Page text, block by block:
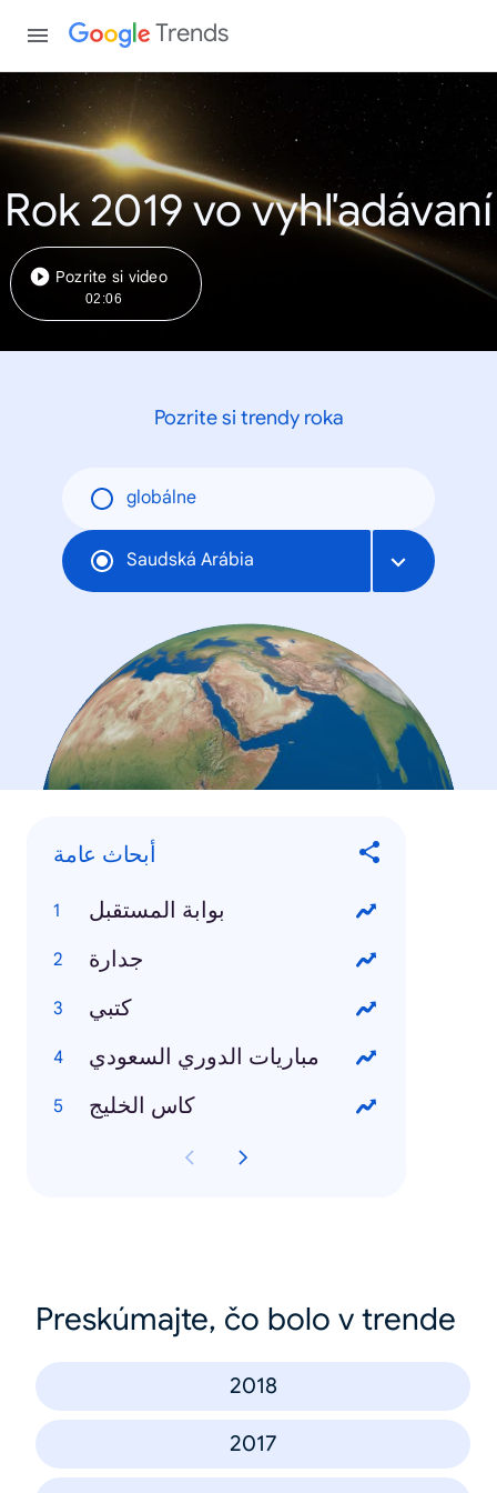
Trends
Rok 2019 vo vyhľadávaní
Pozrite si video
02:06
Pozrite si trendy roka
globálne
Saudská Arábia
أبحاث عامة
بوابة المستقبل
جدارة
كتبي
مباريات الدوري السعودي
كاس الخليج
Preskúmajte, čo bolo v trende
2018
2017